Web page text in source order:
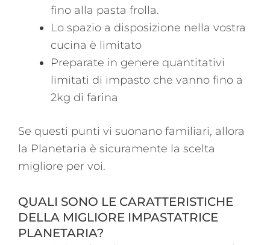
fino alla pasta frolla.
Lo spazio a disposizione nella vostra
cucina è limitato
Preparate in genere quantitativi
limitati di impasto che vanno fino a
2kg di farina
Se questi punti vi suonano familiari, allora
la Planetaria è sicuramente la scelta
migliore per voi.
QUALI SONO LE CARATTERISTICHE
DELLA MIGLIORE IMPASTATRICE
PLANETARIA?